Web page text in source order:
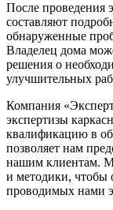
После проведения
составляют
обнаруженные
Владелец дома
решения о
улучшительных
Компания
экспертизы
квалификацию в
позволяет нам
нашим клиентам.
и методики, чтобы
проводимых нами